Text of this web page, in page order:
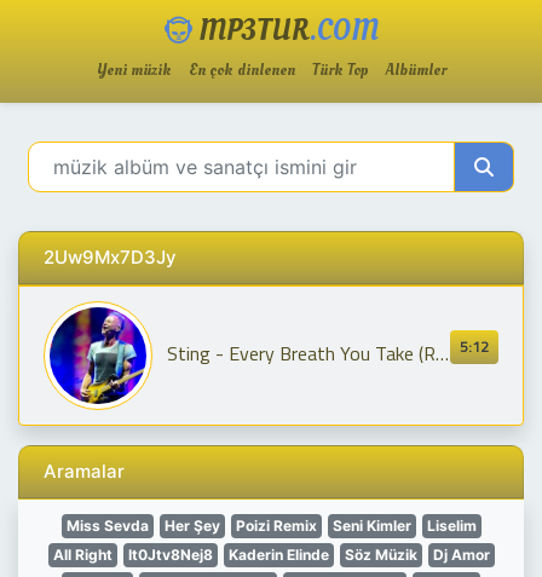
MP3TUR.COM
Yeni müzik En çok dinlenen Türk Top Albümler
2Uw9Mx7D3Jy
5:12
Sting - Every Breath You Take (Radio 2 in the Park 2024)
Aramalar
Miss Sevda Her Şey Poizi Remix Seni Kimler
Liselim
All Right
It0Jtv8Nej8 Kaderin Elinde Söz Müzik
Dj Amor